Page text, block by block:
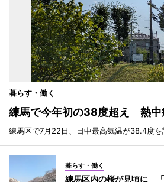
暮らす・働く
練馬で今年初の38度超え 熱中
練馬区で7月22日、日中最高気温が38.4度を
暮らす・働く
練馬区内の桜が見頃に